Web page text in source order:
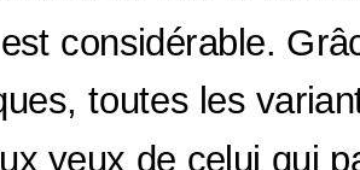
considérable.
toutes les
yeux de celui qui